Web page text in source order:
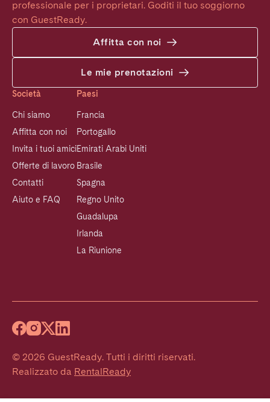
professionale per i proprietari. Goditi il tuo soggiorno
con GuestReady.
Affitta con noi
Le mie prenotazioni
Società
Chi siamo
Affitta con noi
Invita i tuoi amici
Offerte di lavoro
Contatti
Aiuto e FAQ
Paesi
Francia
Portogallo
Emirati Arabi Uniti
Brasile
Spagna
Regno Unito
Guadalupa
Irlanda
La Riunione
© 2026 GuestReady. Tutti i diritti riservati.
Realizzato da RentalReady